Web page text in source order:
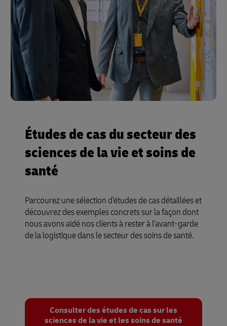
Études de cas du secteur des
sciences de la vie et soins de
santé
Parcourez une sélection d'études de cas détaillées et
découvrez des exemples concrets sur la façon dont
nous avons aidé nos clients à rester à l'avant-garde
de la logistique dans le secteur des soins de santé.
Consulter des études de cas sur les
sciences de la vie et les soins de santé